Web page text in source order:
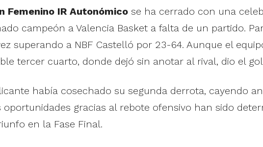
Femenino IR Autonómicose ha cerrado con una
campeón a Valencia Basket a falta de un partido.
superando a NBF Castelló por 23-64. Aunque el
tercer cuarto, donde dejó sin anotar al rival, dio el
había cosechado su segunda derrota, cayendo
gracias al rebote ofensivo han sido
en la Fase Final.